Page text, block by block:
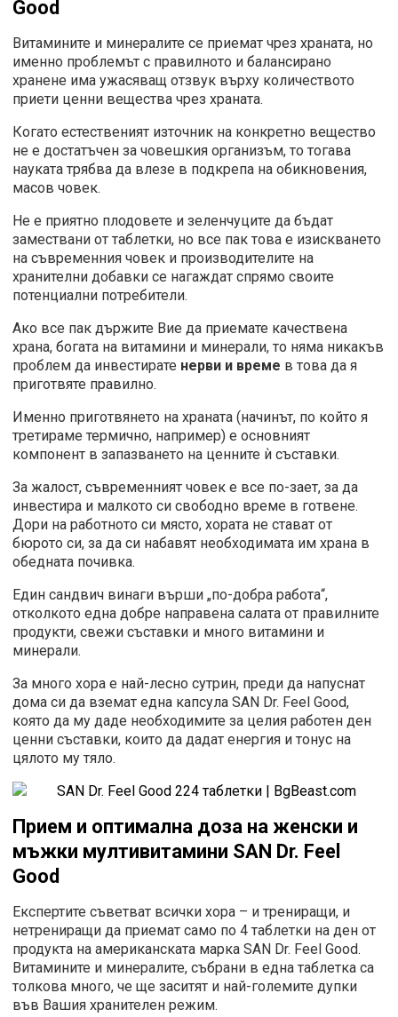
Good
Витамините и минералите се приемат чрез храната, но
именно проблемът с правилното и балансирано
хранене има ужасяващ отзвук върху количеството
приети ценни вещества чрез храната.
Когато естественият източник на конкретно вещество
не е достатъчен за човешкия организъм, то тогава
науката трябва да влезе в подкрепа на обикновения,
масов човек.
Не е приятно плодовете и зеленчуците да бъдат
замествани от таблетки, но все пак това е изискването
на съвременния човек и производителите на
хранителни добавки се нагаждат спрямо своите
потенциални потребители.
Ако все пак държите Вие да приемате качествена
храна, богата на витамини и минерали, то няма никакъв
проблем да инвестирате нерви и време в това да я
приготвяте правилно.
Именно приготвянето на храната (начинът, по който я
третираме термично, например) е основният
компонент в запазването на ценните ѝ съставки.
За жалост, съвременният човек е все по-зает, за да
инвестира и малкото си свободно време в готвене.
Дори на работното си място, хората не стават от
бюрото си, за да си набавят необходимата им храна в
обедната почивка.
Един сандвич винаги върши „по-добра работа“,
отколкото една добре направена салата от правилните
продукти, свежи съставки и много витамини и
минерали.
За много хора е най-лесно сутрин, преди да напуснат
дома си да вземат една капсула SAN Dr. Feel Good,
която да му даде необходимите за целия работен ден
ценни съставки, които да дадат енергия и тонус на
цялото му тяло.
Прием и оптимална доза на женски и
мъжки мултивитамини SAN Dr. Feel
Good
Експертите съветват всички хора – и трениращи, и
нетрениращи да приемат само по 4 таблетки на ден от
продукта на американската марка SAN Dr. Feel Good.
Витамините и минералите, събрани в една таблетка са
толкова много, че ще заситят и най-големите дупки
във Вашия хранителен режим.